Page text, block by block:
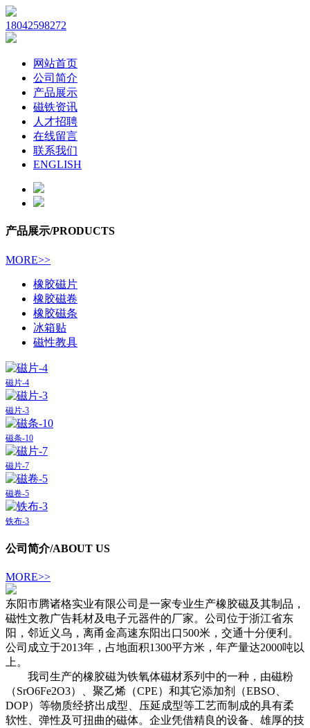
18042598272
网站首页
公司简介
产品展示
磁铁资讯
人才招聘
在线留言
联系我们
ENGLISH
产品展示/PRODUCTS
MORE>>
橡胶磁片
橡胶磁卷
橡胶磁条
冰箱贴
磁性教具
磁片-4
磁片-3
磁条-10
磁片-7
磁卷-5
铁布-3
公司简介/ABOUT US
MORE>>
东阳市腾诸格实业有限公司是一家专业生产橡胶磁及其制品，
磁性文教广告耗材及电子元器件的厂家。公司位于浙江省东
阳，邻近义乌，离甬金高速东阳出口500米，交通十分便利。
公司成立于2013年，占地面积1300平方米，年产量达2000吨以
上。
我司生产的橡胶磁为铁氧体磁材系列中的一种，由磁粉
（SrO6Fe2O3）、聚乙烯（CPE）和其它添加剂（EBSO、
DOP）等物质经挤出成型、压延成型等工艺而制成的具有柔
软性、弹性及可扭曲的磁体。企业凭借精良的设备、雄厚的技